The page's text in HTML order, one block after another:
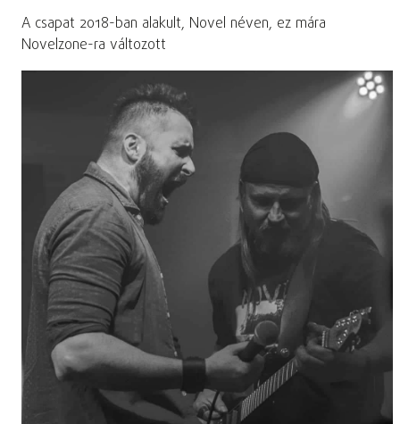
A csapat 2018-ban alakult, Novel néven, ez mára
Novelzone-ra változott